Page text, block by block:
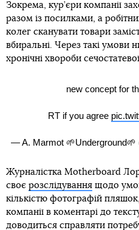
Зокрема, кур’єри компанії
разом із посилками, а
колег сканувати товари
вбиральні. Через такі умови
хронічні хвороби
new concept for
RT if you agree
— A. Marmot 🌱Underground🌱
Журналістка Motherboard
своє розслідування щодо
кількістю фотографій
компанії в коментарі до
доводиться справляти